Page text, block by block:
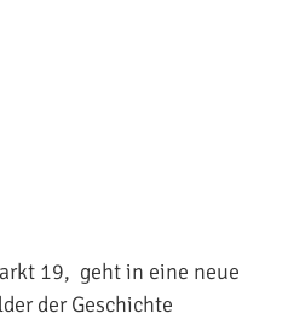
19, geht in eine neue
der Geschichte